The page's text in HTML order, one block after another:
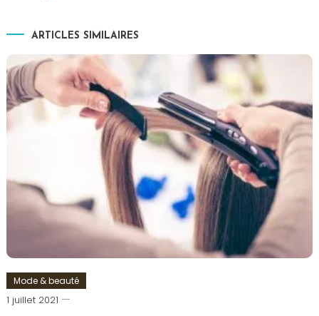
ARTICLES SIMILAIRES
Mode & beauté
1 juillet 2021
Romain-